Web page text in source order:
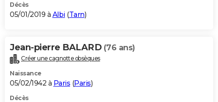
Décès
05/01/2019 à Albi (Tarn)
Jean-pierre BALARD (76 ans)
Créer une cagnotte obsèques
Naissance
05/02/1942 à Paris (Paris)
Décès